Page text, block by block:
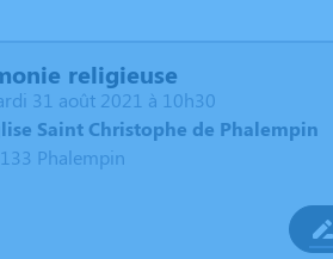
religieuse
31 août 2021 à 10h30
Saint Christophe de Phalempin
Phalempin